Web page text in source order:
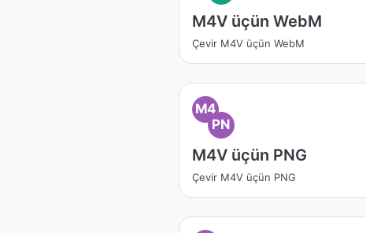
M4V üçün WebM
Çevir M4V üçün WebM
M4
PN
M4V üçün PNG
Çevir M4V üçün PNG